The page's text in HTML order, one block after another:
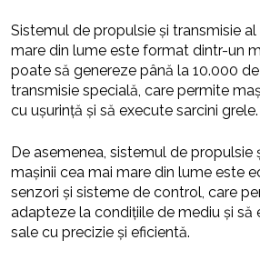
Sistemul de propulsie și transmisie al
mare din lume este format dintr-un
poate să genereze până la 10.000
transmisie specială, care permite
cu ușurință și să execute sarcini grele.
De asemenea, sistemul de propulsie
mașinii cea mai mare din lume este
senzori și sisteme de control, care
adapteze la condițiile de mediu și să
sale cu precizie și eficientă.